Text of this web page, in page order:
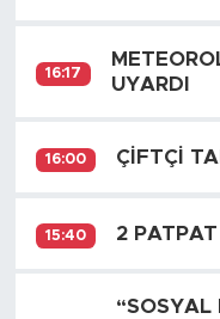
16:17
UYARDI
16:00 ÇİFTÇİ
15:40 2
“SOSYAL